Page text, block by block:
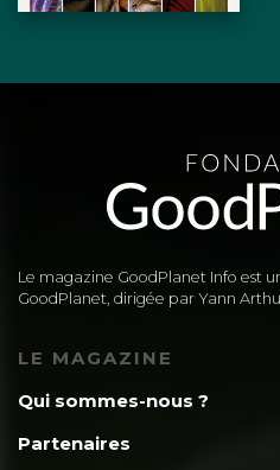
Le magazine GoodPlanet Info est
GoodPlanet, dirigée par Yann
LE MAGAZINE
Qui sommes-nous ?
Partenaires